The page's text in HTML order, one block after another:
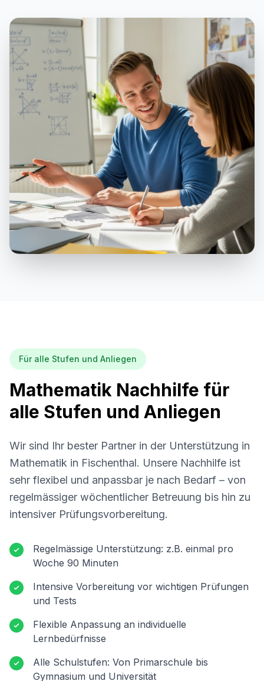
Für alle Stufen und Anliegen
Mathematik Nachhilfe für
alle Stufen und Anliegen
Wir sind Ihr bester Partner in der Unterstützung in
Mathematik in Fischenthal. Unsere Nachhilfe ist
sehr flexibel und anpassbar je nach Bedarf – von
regelmässiger wöchentlicher Betreuung bis hin zu
intensiver Prüfungsvorbereitung.
Regelmässige Unterstützung: z.B. einmal pro
Woche 90 Minuten
Intensive Vorbereitung vor wichtigen Prüfungen
und Tests
Flexible Anpassung an individuelle
Lernbedürfnisse
Alle Schulstufen: Von Primarschule bis
Gymnasium und Universität